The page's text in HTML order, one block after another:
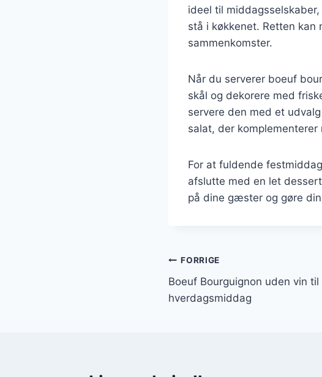
ideel til
stå i køkkenet. Retten
sammenkomster.
Når du serverer boeuf
skål og dekorere med
servere den med et
salat, der komplementerer
For at fuldende
afslutte med en let
på dine gæster og gøre
Indlægsnavigation
FORRIGE
Boeuf Bourguignon uden vin til
hverdagsmiddag